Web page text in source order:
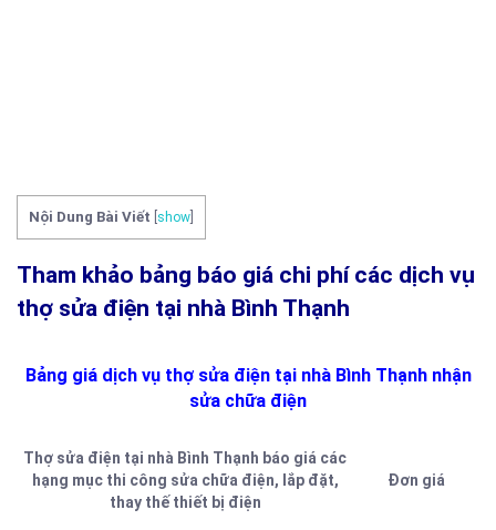
Nội Dung Bài Viết show
Tham khảo bảng báo giá chi phí các dịch vụ
thợ sửa điện tại nhà Bình Thạnh
Bảng giá dịch vụ thợ sửa điện tại nhà Bình Thạnh nhận
sửa chữa điện
Thợ sửa điện tại nhà Bình Thạnh báo giá các
hạng mục thi công sửa chữa điện, lắp đặt,
thay thế thiết bị điện
Đơn giá